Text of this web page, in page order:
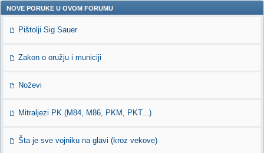
NOVE PORUKE U OVOM FORUMU
Pištolji Sig Sauer
Zakon o oružju i municiji
Noževi
Mitraljezi PK (M84, M86, PKM, PKT...)
Šta je sve vojniku na glavi (kroz vekove)